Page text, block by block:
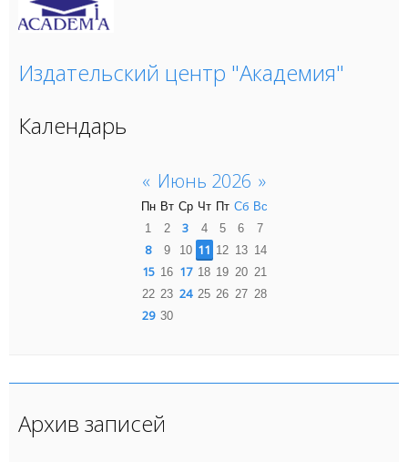
Издательский центр "Академия"
Календарь
« Июнь 2026 »
Пн Вт Ср Чт Пт Сб Вс
1
2 3 4 5 6 7
8 9 10 11 12 13 14
15 16 17 18 19 20 21
22 23 24 25 26 27 28
29 30
Архив записей